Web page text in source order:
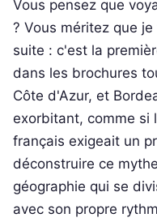
Vous pensez que
? Vous méritez que
suite : c'est la
dans les brochures
Côte d'Azur, et
exorbitant, comme si
français exigeait un
déconstruire ce
géographie qui se
avec son propre